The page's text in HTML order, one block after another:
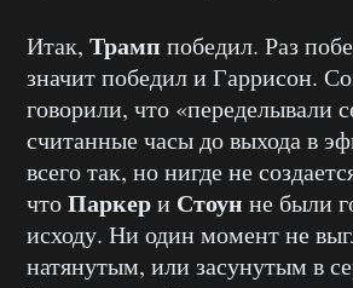
Итак, Трамп победил. Раз
значит победил и Гаррисон.
говорили, что «переделывали
считанные часы до выхода в
всего так, но нигде не
чтоПаркери Стоун не были
исходу. Ни один момент не
натянутым, или засунутым в